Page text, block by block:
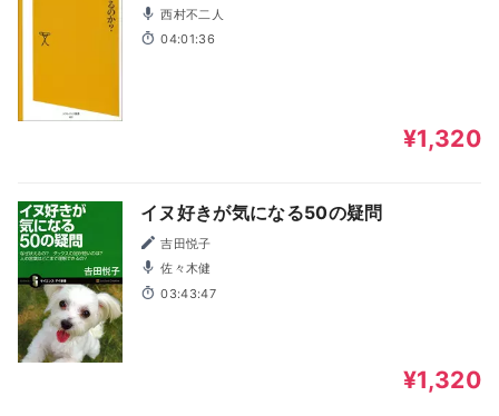
西村不二人
04:01:36
¥1,320
イヌ好きが気になる50の疑問
吉田悦子
佐々木健
03:43:47
¥1,320